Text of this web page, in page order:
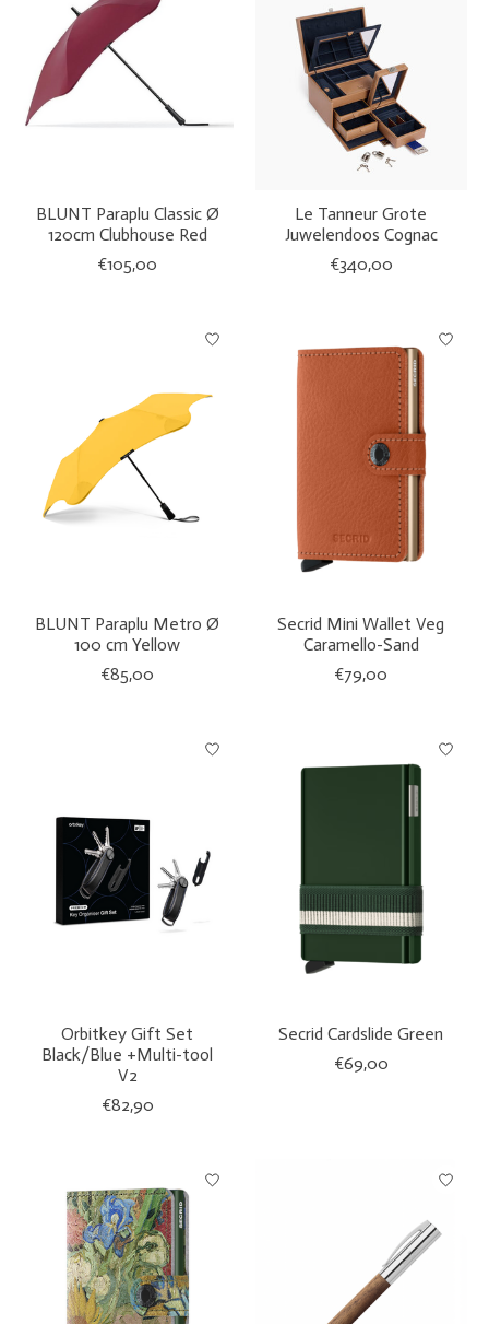
BLUNT Paraplu Classic Ø
120cm Clubhouse Red
€105,00
Le Tanneur Grote
Juwelendoos Cognac
€340,00
BLUNT Paraplu Metro Ø
100 cm Yellow
€85,00
Secrid Mini Wallet Veg
Caramello-Sand
€79,00
Orbitkey Gift Set
Black/Blue +Multi-tool
V2
€82,90
Secrid Cardslide Green
€69,00